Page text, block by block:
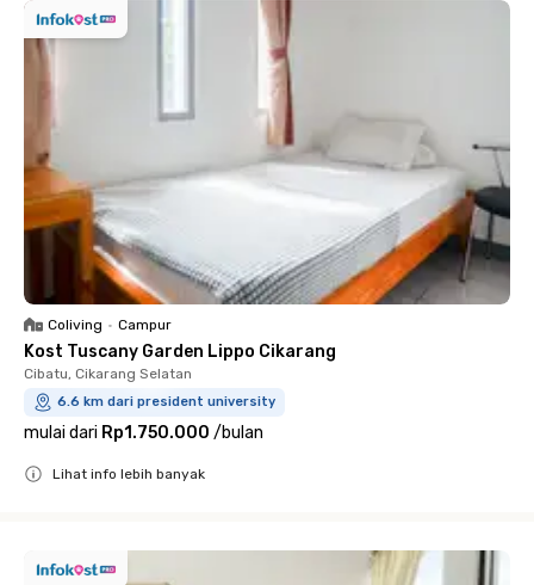
Coliving • Campur
Kost Tuscany Garden Lippo Cikarang
Cibatu, Cikarang Selatan
6.6 km dari president university
mulai dari Rp1.750.000 /bulan
Lihat info lebih banyak